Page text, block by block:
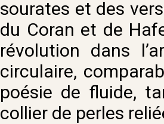
sourates et des
du Coran et de
révolution dans
circulaire,
poésie de fluide,
collier de perles